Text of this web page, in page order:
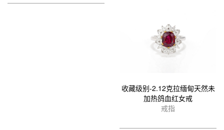
收藏级别-2.12克拉缅甸天然未
加热鸽血红女戒
戒指